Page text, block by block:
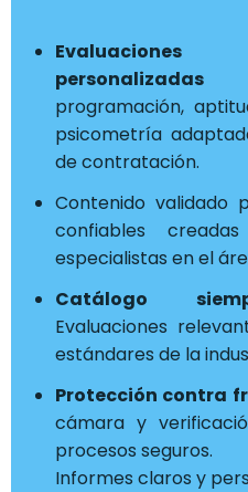
personalizadas
programación,
psicometría
de contratación.
Contenido validado
confiables
especialistas en el
Catálogo
Evaluaciones
estándares de la
Protección contra
cámara y
procesos seguros.
Informes claros y